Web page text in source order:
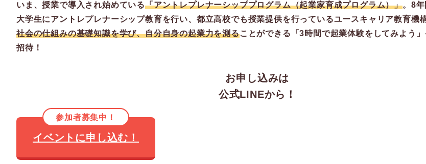
いま、授業で導入され始めている「アントレプレナーシッププログラム（起業家育成プログラム）」。8
大学生にアントレプレナーシップ教育を行い、都立高校でも授業提供を行っているユースキャリア教育機構
社会の仕組みの基礎知識を学び、自分自身の起業力を測ることができる「3時間で起業体験をしてみよう
招待！
お申し込みは
公式LINEから！
参加者募集中！
イベントに申し込む！